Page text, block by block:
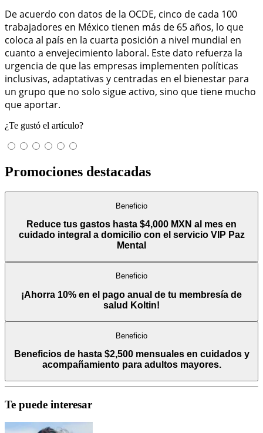
De acuerdo con datos de la OCDE, cinco de cada 100
trabajadores en México tienen más de 65 años, lo que
coloca al país en la cuarta posición a nivel mundial en
cuanto a envejecimiento laboral. Este dato refuerza la
urgencia de que las empresas implementen políticas
inclusivas, adaptativas y centradas en el bienestar para
un grupo que no solo sigue activo, sino que tiene mucho
que aportar.
¿Te gustó el artículo?
Promociones destacadas
Beneficio
Reduce tus gastos hasta $4,000 MXN al mes en
cuidado integral a domicilio con el servicio VIP Paz
Mental
Beneficio
¡Ahorra 10% en el pago anual de tu membresía de
salud Koltin!
Beneficio
Beneficios de hasta $2,500 mensuales en cuidados y
acompañamiento para adultos mayores.
Te puede interesar